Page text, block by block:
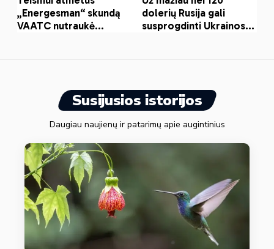
Susijusios istorijos
Daugiau naujienų ir patarimų apie augintinius